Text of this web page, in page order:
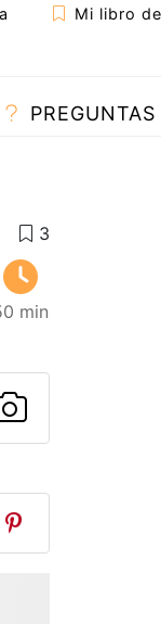
Mi libro
PREGUNTAS
min
a un
al
Publicar